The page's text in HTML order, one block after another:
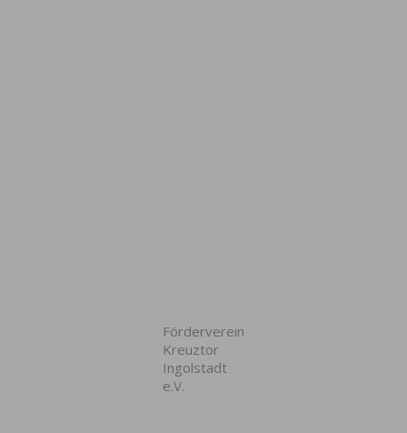
Förderverein
Kreuztor
Ingolstadt
e.V.